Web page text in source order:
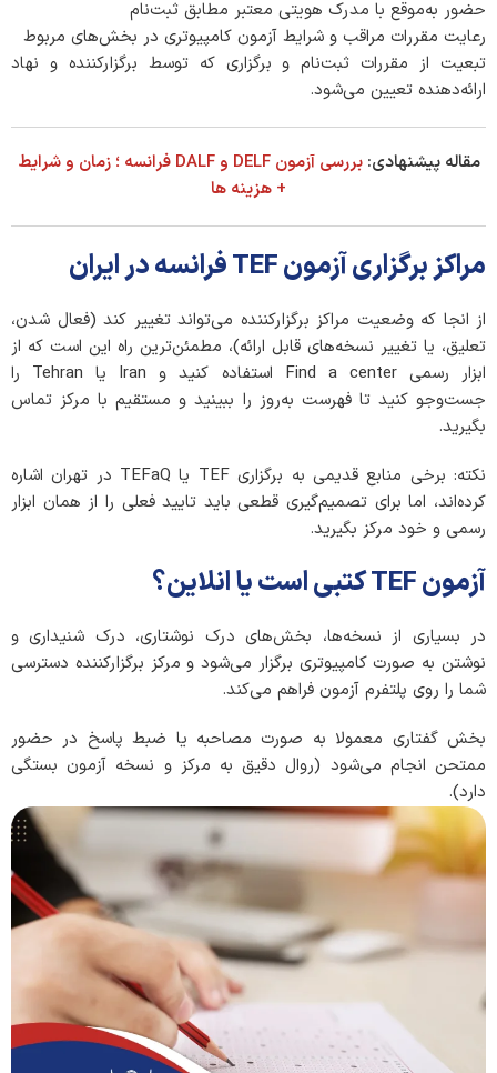
حضور به‌موقع با مدرک هویتی معتبر مطابق ثبت‌نام
رعایت مقررات مراقب و شرایط آزمون کامپیوتری در بخش‌های مربوط
تبعیت از مقررات ثبت‌نام و برگزاری که توسط برگزارکننده و نهاد
ارائه‌دهنده تعیین می‌شود.
مقاله پیشنهادی:
بررسی آزمون DELF و DALF فرانسه ؛ زمان و شرایط
+ هزینه ها
مراکز برگزاری آزمون TEF فرانسه در ایران
از انجا که وضعیت مراکز برگزارکننده می‌تواند تغییر کند (فعال شدن،
تعلیق، یا تغییر نسخه‌های قابل ارائه)، مطمئن‌ترین راه این است که از
ابزار رسمی Find a center استفاده کنید و Iran یا Tehran را
جست‌وجو کنید تا فهرست به‌روز را ببینید و مستقیم با مرکز تماس
بگیرید.
نکته: برخی منابع قدیمی به برگزاری TEF یا TEFaQ در تهران اشاره
کرده‌اند، اما برای تصمیم‌گیری قطعی باید تایید فعلی را از همان ابزار
رسمی و خود مرکز بگیرید.
آزمون TEF کتبی است یا انلاین؟
در بسیاری از نسخه‌ها، بخش‌های درک نوشتاری، درک شنیداری و
نوشتن به صورت کامپیوتری برگزار می‌شود و مرکز برگزارکننده دسترسی
شما را روی پلتفرم آزمون فراهم می‌کند.
بخش گفتاری معمولا به صورت مصاحبه یا ضبط پاسخ در حضور
ممتحن انجام می‌شود (روال دقیق به مرکز و نسخه آزمون بستگی
دارد).